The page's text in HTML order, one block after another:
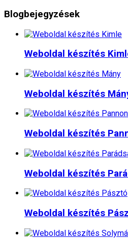
Blogbejegyzések
Weboldal készítés​
Weboldal készítés​
Weboldal készítés​
Weboldal készítés​
Weboldal készítés​